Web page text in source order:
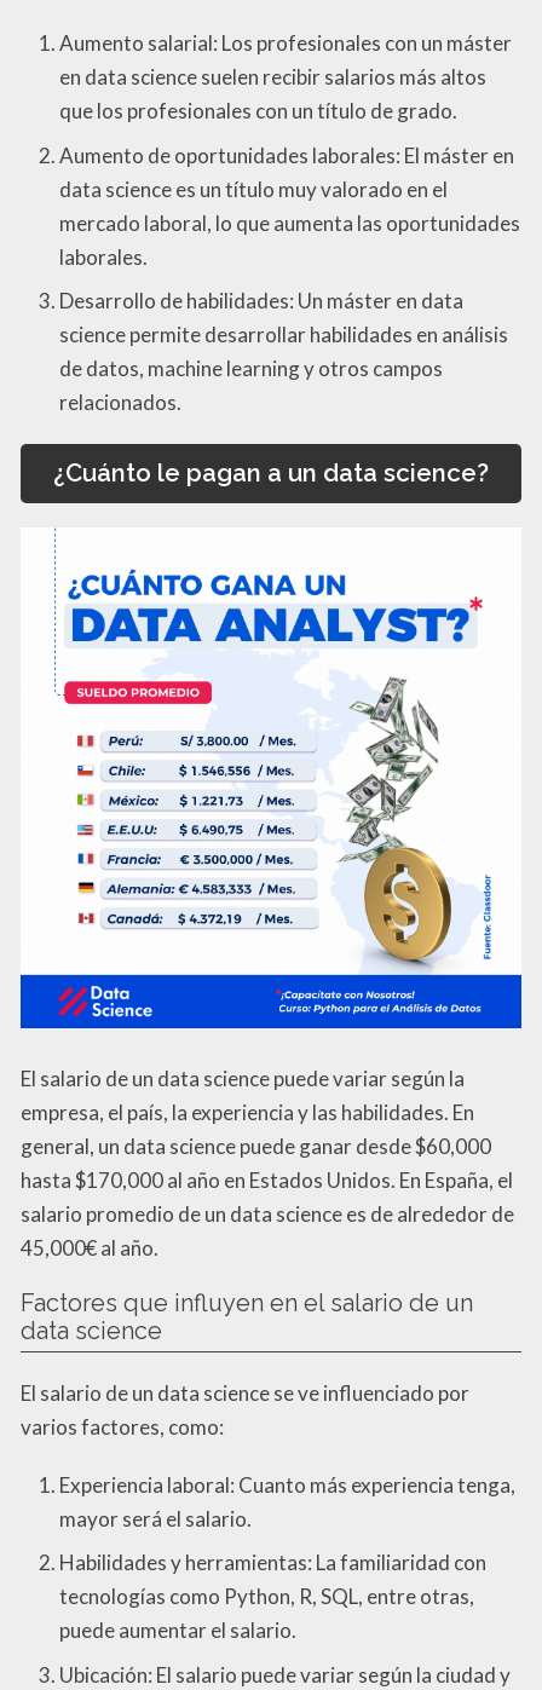
Aumento salarial: Los profesionales con un máster
en data science suelen recibir salarios más altos
que los profesionales con un título de grado.
Aumento de oportunidades laborales: El máster en
data science es un título muy valorado en el
mercado laboral, lo que aumenta las oportunidades
laborales.
Desarrollo de habilidades: Un máster en data
science permite desarrollar habilidades en análisis
de datos, machine learning y otros campos
relacionados.
¿Cuánto le pagan a un data science?
El salario de un data science puede variar según la
empresa, el país, la experiencia y las habilidades. En
general, un data science puede ganar desde $60,000
hasta $170,000 al año en Estados Unidos. En España, el
salario promedio de un data science es de alrededor de
45,000€ al año.
Factores que influyen en el salario de un
data science
El salario de un data science se ve influenciado por
varios factores, como:
Experiencia laboral: Cuanto más experiencia tenga,
mayor será el salario.
Habilidades y herramientas: La familiaridad con
tecnologías como Python, R, SQL, entre otras,
puede aumentar el salario.
Ubicación: El salario puede variar según la ciudad y